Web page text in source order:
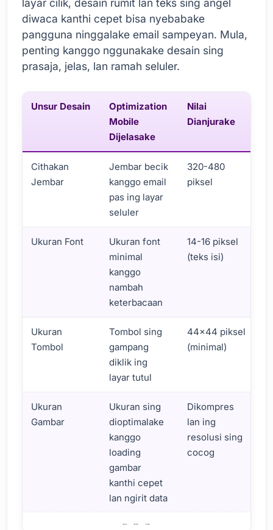
layar cilik, desain rumit lan teks sing angel
diwaca kanthi cepet bisa nyebabake
pangguna ninggalake email sampeyan. Mula,
penting kanggo nggunakake desain sing
prasaja, jelas, lan ramah seluler.
Unsur Desain
Optimization
Mobile
Dijelasake
Nilai
Dianjurake
Cithakan
Jembar
Jembar becik
kanggo email
pas ing layar
seluler
320-480
piksel
Ukuran Font
Ukuran font
minimal
kanggo
nambah
keterbacaan
14-16 piksel
(teks isi)
Ukuran
Tombol
Tombol sing
gampang
diklik ing
layar tutul
44×44 piksel
(minimal)
Ukuran
Gambar
Ukuran sing
dioptimalake
kanggo
loading
gambar
kanthi cepet
lan ngirit data
Dikompres
lan ing
resolusi sing
cocog